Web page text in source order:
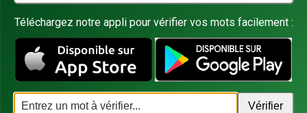
Téléchargez notre appli pour vérifier vos mots facilement :